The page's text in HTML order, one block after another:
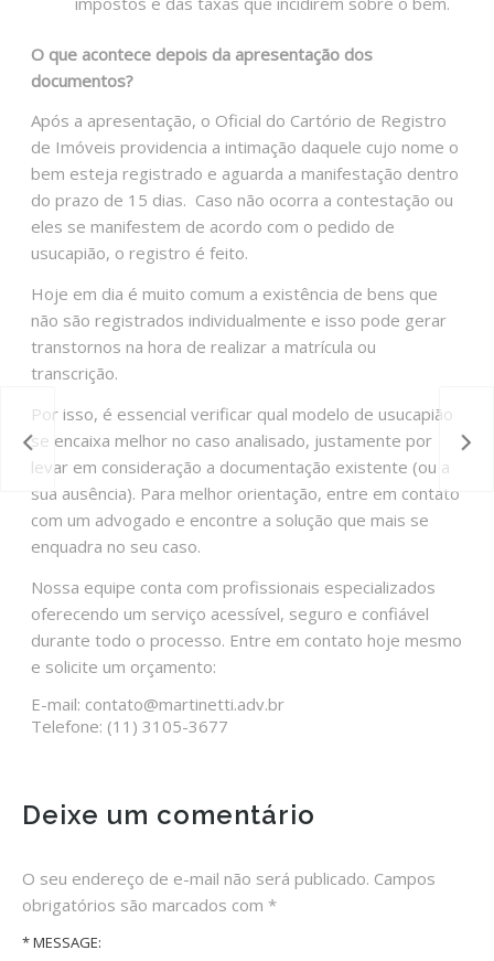
O que acontece depois da apresentação dos
documentos?
Após a apresentação, o Oficial do Cartório de Registro
de Imóveis providencia a intimação daquele cujo nome o
bem esteja registrado e aguarda a manifestação dentro
do prazo de 15 dias. Caso não ocorra a contestação ou
eles se manifestem de acordo com o pedido de
usucapião, o registro é feito.
Hoje em dia é muito comum a existência de bens que
não são registrados individualmente e isso pode gerar
transtornos na hora de realizar a matrícula ou
transcrição.
Por isso, é essencial verificar qual modelo de usucapião
se encaixa melhor no caso analisado, justamente por
levar em consideração a documentação existente (ou a
sua ausência). Para melhor orientação, entre em contato
com um advogado e encontre a solução que mais se
enquadra no seu caso.
Nossa equipe conta com profissionais especializados
oferecendo um serviço acessível, seguro e confiável
durante todo o processo. Entre em contato hoje mesmo
e solicite um orçamento:
E-mail: contato@martinetti.adv.br
Telefone: (11) 3105-3677
Deixe um comentário
O seu endereço de e-mail não será publicado. Campos
obrigatórios são marcados com *
* MESSAGE: